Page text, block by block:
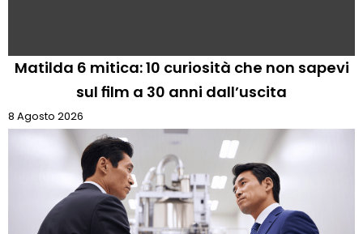
Matilda 6 mitica: 10 curiosità che non sapevi
sul film a 30 anni dall’uscita
8 Agosto 2026